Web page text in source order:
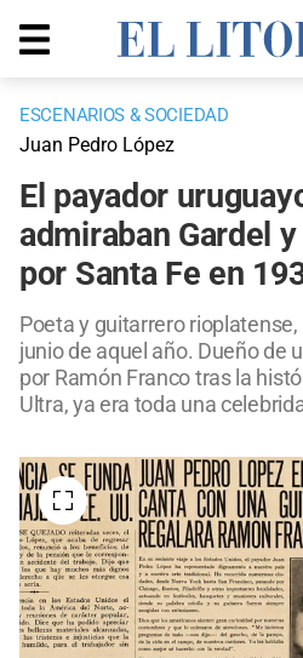
ESCENARIOS & SOCIEDAD
Juan Pedro López
El payador
admiraban Gardel
por Santa Fe en
Poeta y guitarrero rioplatense,
junio de aquel año. Dueño de
por Ramón Franco tras la
Ultra, ya era toda una